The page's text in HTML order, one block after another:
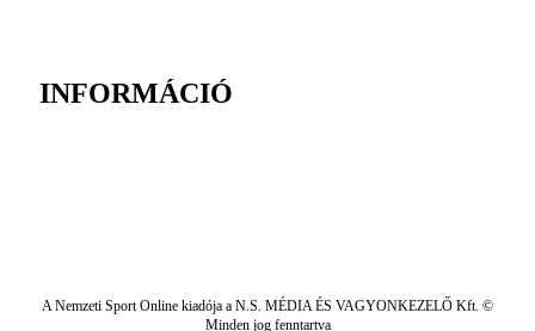
INFORMÁCIÓ
A Nemzeti Sport Online kiadója a N.S. MÉDIA ÉS VAGYONKEZELŐ Kft. ©
Minden jog fenntartva